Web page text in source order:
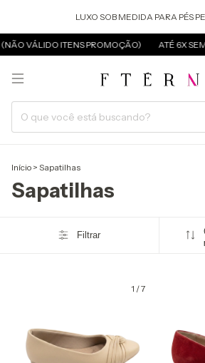
LUXO SOB MEDIDA PARA PÉS
VÁLIDO ITENS PROMOÇÃO) ATÉ 6X SEM
Início > Sapatilhas
Sapatilhas
Filtrar
1 /7